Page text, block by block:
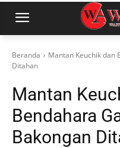
Beranda
Mantan Keuchik dan
Ditahan
Mantan
Bendahara
Bakongan